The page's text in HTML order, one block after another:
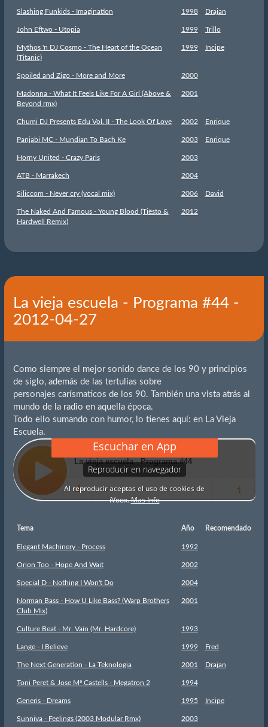
Slashing Funkids - Imagination 1998 Drajan
John Eftwo - Utopia 1999 Trillo
Mythos 'n DJ Cosmo - The Heart of the Ocean
(Titanic)
1999 Incipe
Spoiled and Zigo - More and More 2000
Madonna - What It Feels Like For A Girl (Above &
Beyond rmx)
2001
Chumi DJ Presents Edu Vol. II - The Look Of Love 2002 Enrique
Panjabi MC - Mundian To Bach Ke 2003 Enrique
Horny United - Crazy Paris 2003
ATB - Marrakech 2004
Siliccom - Never cry (vocal mix) 2006 David
The Naked And Famous - Young Blood (Tiësto &
Hardwell Remix)
2012
La vieja escuela - Programa #44 -
2012-04-27
Como siempre el mejor sonido dance de los 90 y principios
de siglo, además de las tertulias sobre
personajes carísmaticos de los 90. También una vista atrás al
mundo de la radio en aquella época.
Todo ello sumando con humor, lo tienes aquí: en La Vieja
Escuela.
Tema Año Recomendado
Elegant Machinery - Process 1992
Orion Too - Hope And Wait 2002
Special D - Nothing I Won't Do 2004
Norman Bass - How U Like Bass? (Warp Brothers
Club Mix)
2001
Culture Beat - Mr. Vain (Mr. Hardcore) 1993
Lange - I Believe 1999 Fred
The Next Generation - La Teknologia 2001 Drajan
Toni Peret & Jose Mª Castells - Megatron 2 1994
Generis - Dreams 1995 Incipe
Sunniva - Feelings (2003 Modular Rmx) 2003